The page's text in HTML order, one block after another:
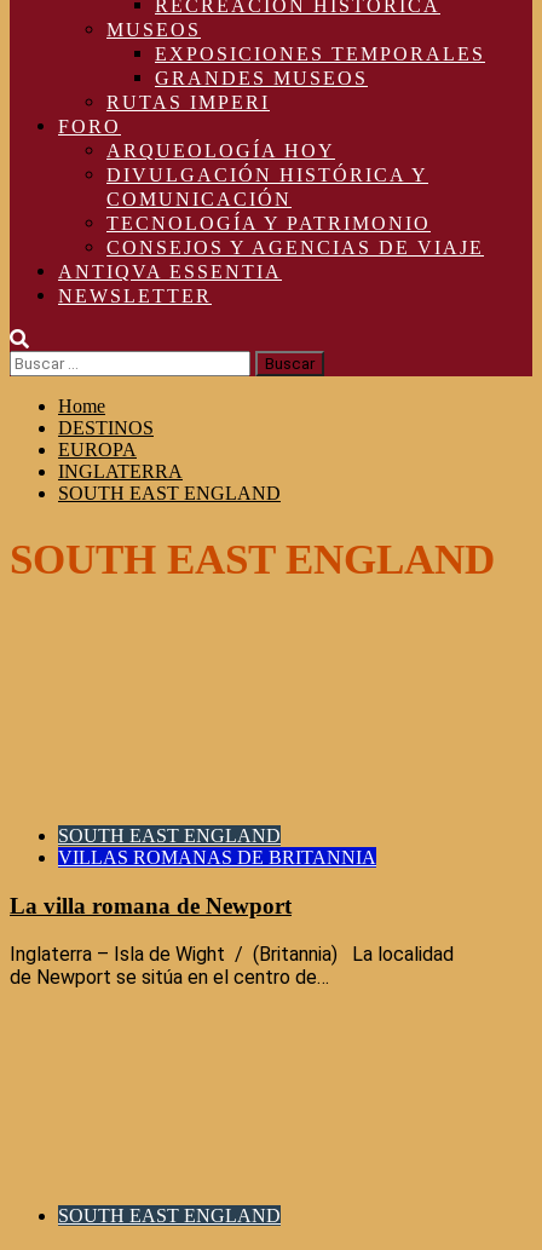
RECREACIÓN HISTÓRICA
MUSEOS
EXPOSICIONES TEMPORALES
GRANDES MUSEOS
RUTAS IMPERI
FORO
ARQUEOLOGÍA HOY
DIVULGACIÓN HISTÓRICA Y
COMUNICACIÓN
TECNOLOGÍA Y PATRIMONIO
CONSEJOS Y AGENCIAS DE VIAJE
ANTIQVA ESSENTIA
NEWSLETTER
Buscar:
Home
DESTINOS
EUROPA
INGLATERRA
SOUTH EAST ENGLAND
SOUTH EAST ENGLAND
SOUTH EAST ENGLAND
VILLAS ROMANAS DE BRITANNIA
La villa romana de Newport
Inglaterra – Isla de Wight / (Britannia) La localidad
de Newport se sitúa en el centro de…
SOUTH EAST ENGLAND